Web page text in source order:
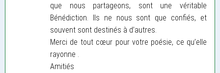
que nous partageons, sont une véritable
Bénédiction. Ils ne nous sont que confiés, et
souvent sont destinés à d’autres.
Merci de tout cœur pour votre poésie, ce qu’elle
rayonne .
Amitiés